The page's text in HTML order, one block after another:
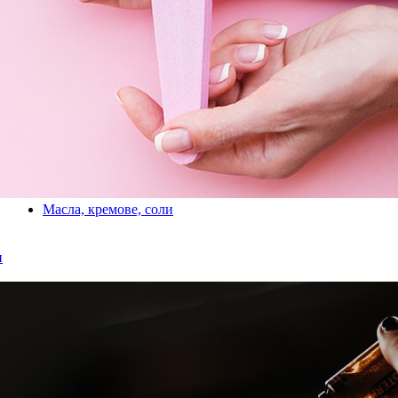
Масла, кремове, соли